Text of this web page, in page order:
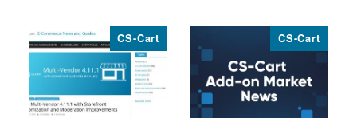
CS-Cart CS-Cart